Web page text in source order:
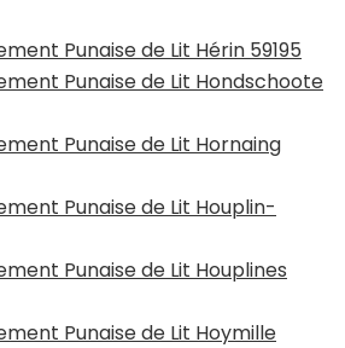
Punaise de Lit Hérin 59195
Punaise de Lit Hondschoote
Punaise de Lit Hornaing
Punaise de Lit Houplin-
Punaise de Lit Houplines
Punaise de Lit Hoymille